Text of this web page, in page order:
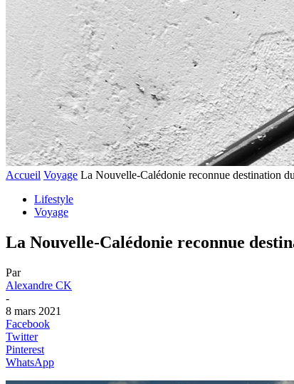
Accueil Voyage La Nouvelle-Calédonie reconnue destination
Lifestyle
Voyage
La Nouvelle-Calédonie reconnue
Par
Alexandre CK
-
8 mars 2021
Facebook
Twitter
Pinterest
WhatsApp